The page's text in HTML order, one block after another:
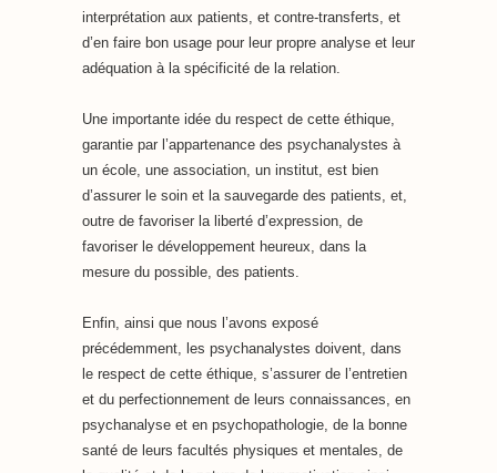
interprétation aux patients, et contre-transferts, et
d’en faire bon usage pour leur propre analyse et leur
adéquation à la spécificité de la relation.
Une importante idée du respect de cette éthique,
garantie par l’appartenance des psychanalystes à
un école, une association, un institut, est bien
d’assurer le soin et la sauvegarde des patients, et,
outre de favoriser la liberté d’expression, de
favoriser le développement heureux, dans la
mesure du possible, des patients.
Enfin, ainsi que nous l’avons exposé
précédemment, les psychanalystes doivent, dans
le respect de cette éthique, s’assurer de l’entretien
et du perfectionnement de leurs connaissances, en
psychanalyse et en psychopathologie, de la bonne
santé de leurs facultés physiques et mentales, de